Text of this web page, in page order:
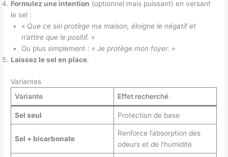
Formulez une intention (optionnel mais puissant) en versant
le sel :
« Que ce sel protège ma maison, éloigne le négatif et
n’attire que le positif. »
Ou plus simplement : « Je protège mon foyer. »
Laissez le sel en place.
Variantes
Variante
Effet recherché
Sel seul Protection de base
Sel + bicarbonate
Renforce l’absorption des
odeurs et de l’humidité